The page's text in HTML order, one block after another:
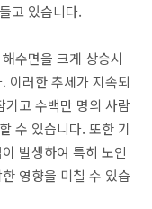
고 있습니다.
수면을 크게 상승시
이러한 추세가 지속되
기고 수백만 명의 사람
수 있습니다. 또한 기
발생하여 특히 노인
영향을 미칠 수 있습